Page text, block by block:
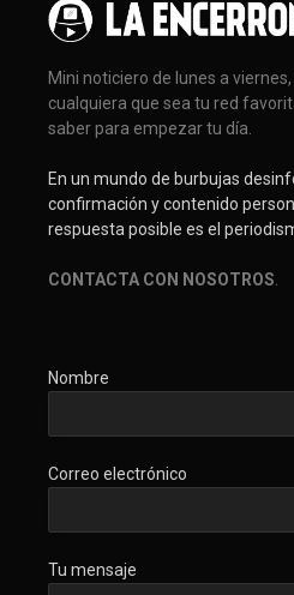
Mini noticiero de lunes a
cualquiera que sea tu red
saber para empezar tu día.
En un mundo de burbujas
confirmación y contenido
respuesta posible es el
CONTACTA CON NOSOTROS
Nombre
Correo electrónico
Tu mensaje